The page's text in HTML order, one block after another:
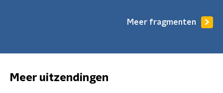
Meer fragmenten
Meer uitzendingen